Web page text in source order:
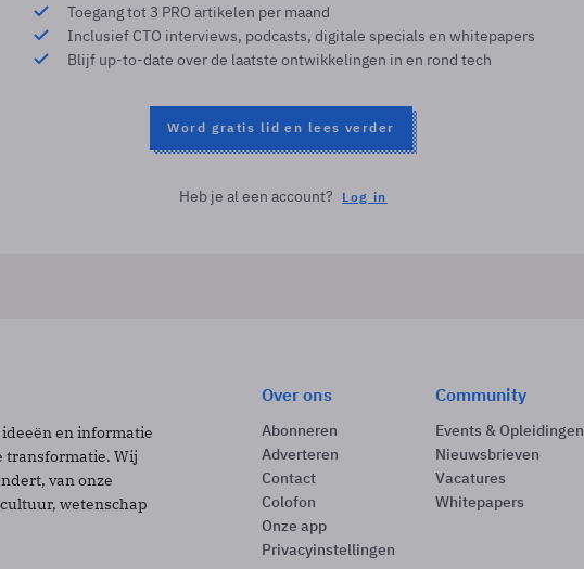
Toegang tot 3 PRO artikelen per maand
Inclusief CTO interviews, podcasts, digitale specials en whitepapers
Blijf up-to-date over de laatste ontwikkelingen in en rond tech
Word gratis lid en lees verder
Heb je al een account? Log in
ideeën en informatie
transformatie. Wij
van onze
wetenschap
Over ons
Abonneren
Adverteren
Contact
Colofon
Onze app
Privacyinstellingen
Community
Events & Opleidingen
Nieuwsbrieven
Vacatures
Whitepapers